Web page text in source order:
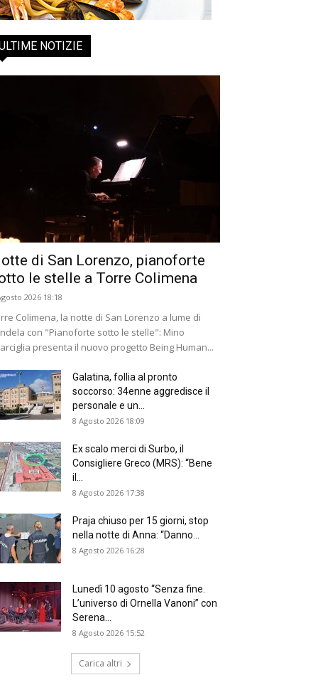
NOTIZIE
di San Lorenzo, pianoforte
le stelle a Torre Colimena
2026 18:18
Colimena, la notte di San Lorenzo a lume di
con "Pianoforte sotto le stelle": Mino
presenta il nuovo progetto Being Human...
Galatina, follia al pronto
soccorso: 34enne aggredisce il
personale e un...
8 Agosto 2026 18:09
Ex scalo merci di Surbo, il
Consigliere Greco (MRS): “Bene
il...
8 Agosto 2026 17:38
Praja chiuso per 15 giorni, stop
nella notte di Anna: “Danno...
8 Agosto 2026 16:28
Lunedì 10 agosto “Senza fine.
L’universo di Ornella Vanoni” con
Serena...
8 Agosto 2026 15:52
Carica altri